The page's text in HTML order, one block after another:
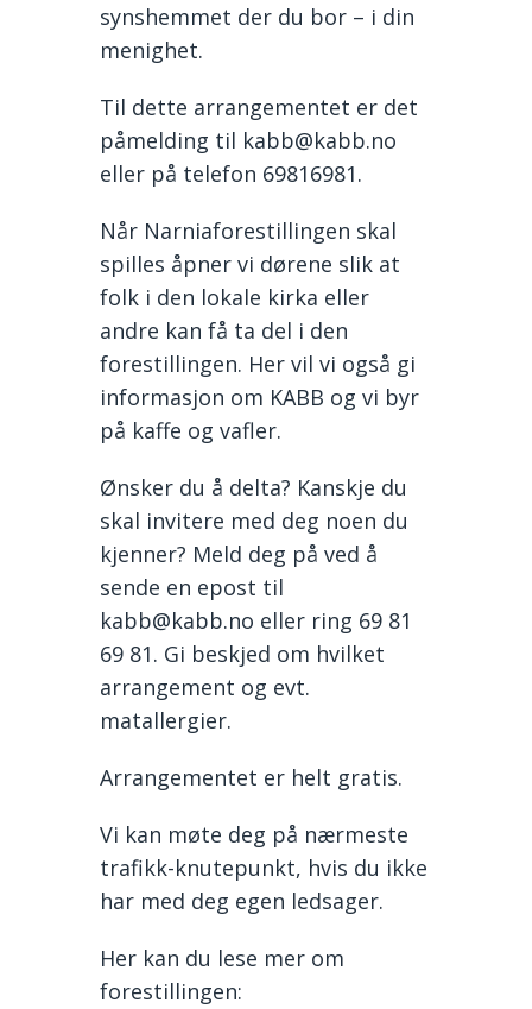
synshemmet der du bor – i din
menighet.
Til dette arrangementet er det
påmelding til kabb@kabb.no
eller på telefon 69816981.
Når Narniaforestillingen skal
spilles åpner vi dørene slik at
folk i den lokale kirka eller
andre kan få ta del i den
forestillingen. Her vil vi også gi
informasjon om KABB og vi byr
på kaffe og vafler.
Ønsker du å delta? Kanskje du
skal invitere med deg noen du
kjenner? Meld deg på ved å
sende en epost til
kabb@kabb.no eller ring 69 81
69 81. Gi beskjed om hvilket
arrangement og evt.
matallergier.
Arrangementet er helt gratis.
Vi kan møte deg på nærmeste
trafikk-knutepunkt, hvis du ikke
har med deg egen ledsager.
Her kan du lese mer om
forestillingen: